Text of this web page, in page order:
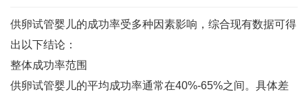
供卵试管婴儿的成功率受多种因素影响，综合现有数据可得
出以下结论：
整体成功率范围
供卵试管婴儿的平均成功率通常在40%-65%之间‌。具体差